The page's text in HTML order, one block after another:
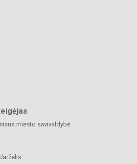
miesto savivaldybė